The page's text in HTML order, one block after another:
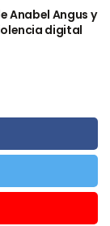
Anabel Angus y
digital